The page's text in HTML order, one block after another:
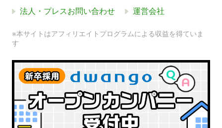
法人・プレスお問い合わせ 運営会社
※本サイトはアフィリエイトプログラムによる収益を得ていま
す